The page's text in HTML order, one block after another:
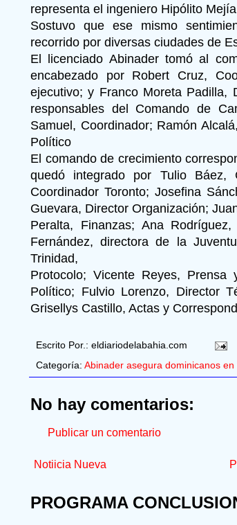
representa el ingeniero Hipólito
Sostuvo que ese mismo
recorrido por diversas ciudades de
El licenciado Abinader tomó al
encabezado por Robert Cruz,
ejecutivo; y Franco Moreta Padilla,
responsables del Comando de
Samuel, Coordinador; Ramón
Político
El comando de crecimiento
quedó integrado por Tulio Báez,
Coordinador Toronto; Josefina
Guevara, Director Organización;
Peralta, Finanzas; Ana
Fernández, directora de la
Trinidad,
Protocolo; Vicente Reyes,
Político; Fulvio Lorenzo, Director
Grisellys Castillo, Actas y
Escrito Por.: eldiariodelabahia.com
Categoría: Abinader asegura dominicanos
No hay comentarios:
Publicar un comentario
Notiicia Nueva
PROGRAMA